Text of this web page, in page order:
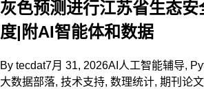
灰色预测进行江苏省生态安
度|附AI智能体和数据
By tecdat7月 31, 2026AI人工智能辅导,
大数据部落, 技术支持, 数理统计, 期刊论